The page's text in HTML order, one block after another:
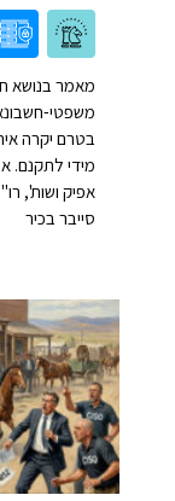
מאמר בנושא
משפטי-
בטרם יקרה
מידי לתקנם.
אפיק ושות',
סייבר בכיר